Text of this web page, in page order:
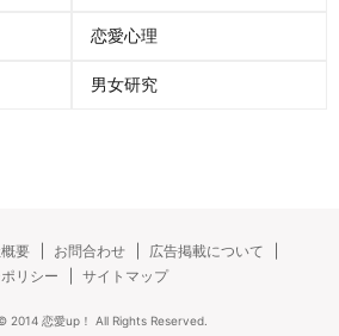
恋愛心理
男女研究
要 お問合わせ
広告掲載について
リシー サイトマップ
2014 恋愛up！ All Rights Reserved.